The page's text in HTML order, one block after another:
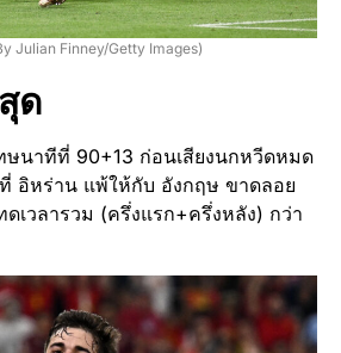
Julian Finney/Getty Images)
ด
ษนาทีที่ 90+13 ก่อนเสียงนกหวีดหมด
ที่ อิหร่าน แพ้ให้กับ อังกฤษ ขาดลอย
เวลารวม (ครึ่งแรก+ครึ่งหลัง) กว่า